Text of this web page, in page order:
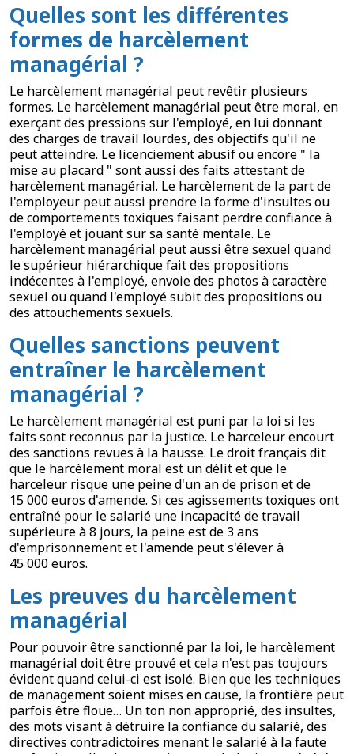
Quelles sont les différentes
formes de harcèlement
managérial ?
Le harcèlement managérial peut revêtir plusieurs
formes. Le harcèlement managérial peut être moral, en
exerçant des pressions sur l'employé, en lui donnant
des charges de travail lourdes, des objectifs qu'il ne
peut atteindre. Le licenciement abusif ou encore " la
mise au placard " sont aussi des faits attestant de
harcèlement managérial. Le harcèlement de la part de
l'employeur peut aussi prendre la forme d'insultes ou
de comportements toxiques faisant perdre confiance à
l'employé et jouant sur sa santé mentale. Le
harcèlement managérial peut aussi être sexuel quand
le supérieur hiérarchique fait des propositions
indécentes à l'employé, envoie des photos à caractère
sexuel ou quand l'employé subit des propositions ou
des attouchements sexuels.
Quelles sanctions peuvent
entraîner le harcèlement
managérial ?
Le harcèlement managérial est puni par la loi si les
faits sont reconnus par la justice. Le harceleur encourt
des sanctions revues à la hausse. Le droit français dit
que le harcèlement moral est un délit et que le
harceleur risque une peine d'un an de prison et de
15 000 euros d'amende. Si ces agissements toxiques ont
entraîné pour le salarié une incapacité de travail
supérieure à 8 jours, la peine est de 3 ans
d'emprisonnement et l'amende peut s'élever à
45 000 euros.
Les preuves du harcèlement
managérial
Pour pouvoir être sanctionné par la loi, le harcèlement
managérial doit être prouvé et cela n'est pas toujours
évident quand celui-ci est isolé. Bien que les techniques
de management soient mises en cause, la frontière peut
parfois être floue… Un ton non approprié, des insultes,
des mots visant à détruire la confiance du salarié, des
directives contradictoires menant le salarié à la faute